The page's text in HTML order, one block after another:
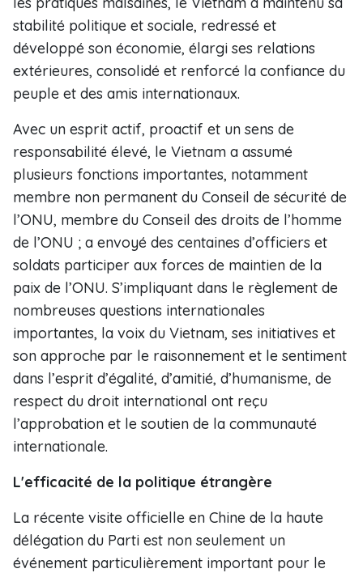
stabilité politique et sociale, redressé et
développé son économie, élargi ses relations
extérieures, consolidé et renforcé la confiance du
peuple et des amis internationaux.
Avec un esprit actif, proactif et un sens de
responsabilité élevé, le Vietnam a assumé
plusieurs fonctions importantes, notamment
membre non permanent du Conseil de sécurité de
l’ONU, membre du Conseil des droits de l’homme
de l’ONU ; a envoyé des centaines d’officiers et
soldats participer aux forces de maintien de la
paix de l’ONU. S’impliquant dans le règlement de
nombreuses questions internationales
importantes, la voix du Vietnam, ses initiatives et
son approche par le raisonnement et le sentiment
dans l’esprit d’égalité, d’amitié, d’humanisme, de
respect du droit international ont reçu
l’approbation et le soutien de la communauté
internationale.
L'efficacité de la politique étrangère
La récente visite officielle en Chine de la haute
délégation du Parti est non seulement un
événement particulièrement important pour le